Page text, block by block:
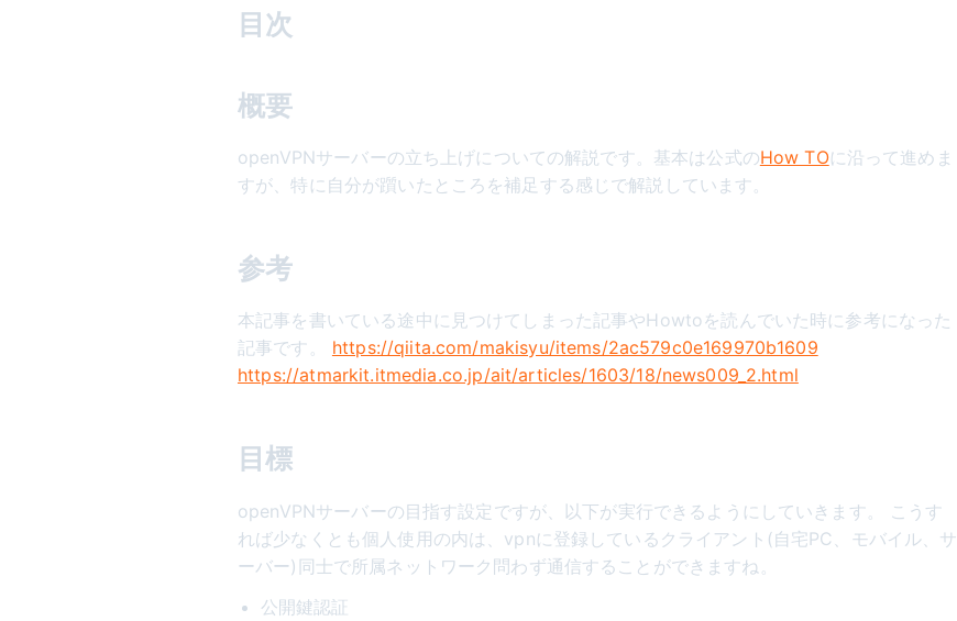
目次
概要
openVPNサーバーの立ち上げについての解説です。基本は公式のHow TOに沿って進めま
すが、特に自分が躓いたところを補足する感じで解説しています。
参考
本記事を書いている途中に見つけてしまった記事やHowtoを読んでいた時に参考になった
記事です。 https://qiita.com/makisyu/items/2ac579c0e169970b1609
https://atmarkit.itmedia.co.jp/ait/articles/1603/18/news009_2.html
目標
openVPNサーバーの目指す設定ですが、以下が実行できるようにしていきます。 こうす
れば少なくとも個人使用の内は、vpnに登録しているクライアント(自宅PC、モバイル、サ
ーバー)同士で所属ネットワーク問わず通信することができますね。
公開鍵認証